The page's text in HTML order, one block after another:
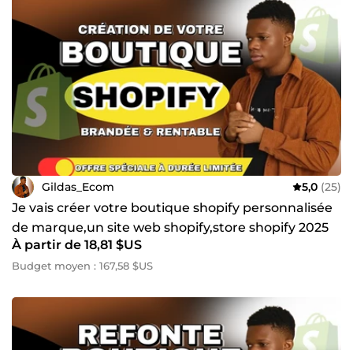
Gildas_Ecom 5,0 (25)
Je vais créer votre boutique shopify personnalisée
de marque,un site web shopify,store shopify 2025
À partir de 18,81 $US
Budget moyen : 167,58 $US